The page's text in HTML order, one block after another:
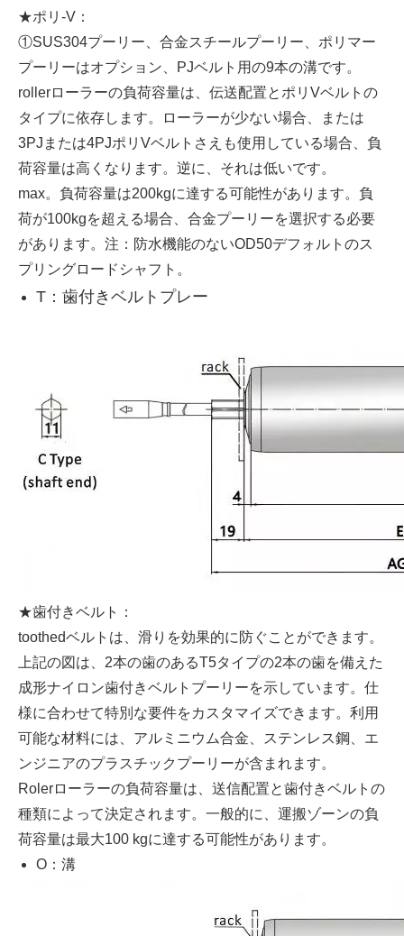
★ポリ-V：
①SUS304プーリー、合金スチールプーリー、ポリマー
プーリーはオプション、PJベルト用の9本の溝です。
rollerローラーの負荷容量は、伝送配置とポリVベルトの
タイプに依存します。ローラーが少ない場合、または
3PJまたは4PJポリVベルトさえも使用している場合、負
荷容量は高くなります。逆に、それは低いです。
max。負荷容量は200kgに達する可能性があります。負
荷が100kgを超える場合、合金プーリーを選択する必要
があります。注：防水機能のないOD50デフォルトのス
プリングロードシャフト。
T：歯付きベルトプレー
★歯付きベルト：
toothedベルトは、滑りを効果的に防ぐことができます。
上記の図は、2本の歯のあるT5タイプの2本の歯を備えた
成形ナイロン歯付きベルトプーリーを示しています。仕
様に合わせて特別な要件をカスタマイズできます。利用
可能な材料には、アルミニウム合金、ステンレス鋼、エ
ンジニアのプラスチックプーリーが含まれます。
Rolerローラーの負荷容量は、送信配置と歯付きベルトの
種類によって決定されます。一般的に、運搬ゾーンの負
荷容量は最大100 kgに達する可能性があります。
O：溝